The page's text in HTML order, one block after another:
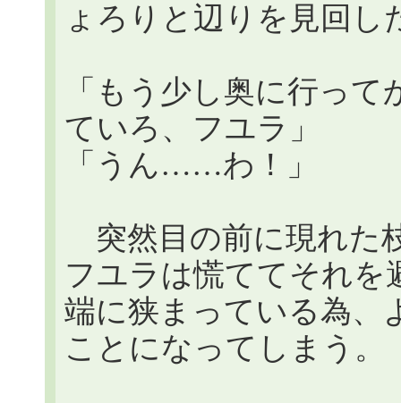
ょろりと辺りを見回し
「もう少し奥に行っ
ていろ、フユラ」
「うん……わ！」
突然目の前に現れた
フユラは慌ててそれを
端に狭まっている為、
ことになってしまう。